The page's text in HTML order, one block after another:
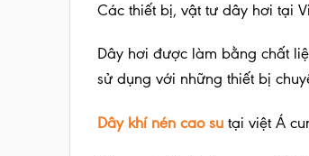
Các thiết bị, vật tư dây hơi tại
Dây hơi được làm bằng chất
sử dụng với những thiết bị
Dây khí nén cao su tại việt Á